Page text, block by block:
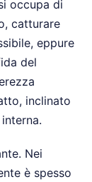
occupa di
catturare
eppure
del
inclinato
Nei
è spesso